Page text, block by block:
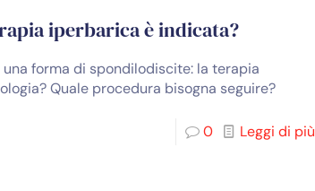
iperbarica è indicata?
forma di spondilodiscite: la terapia
Quale procedura bisogna seguire?
0 Leggi di più